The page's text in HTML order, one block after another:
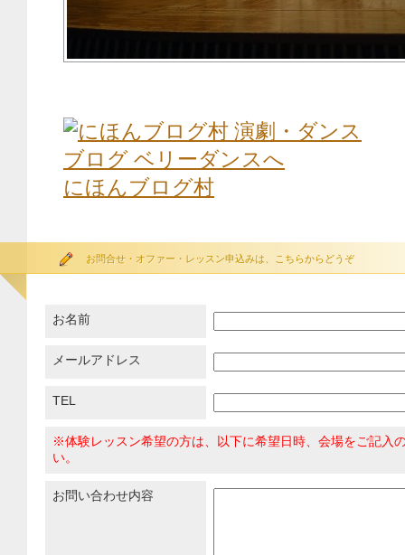
にほんブログ村
お問合せ・オファー・レッスン申込みは、こちらからどうぞ
お名前
メールアドレス
TEL
※体験レッスン希望の方は、以下に希望日時、会場をご記入
い。
お問い合わせ内容